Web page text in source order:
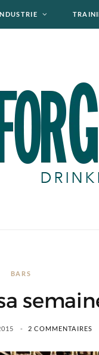
BARS
2 COMMENTAIRES